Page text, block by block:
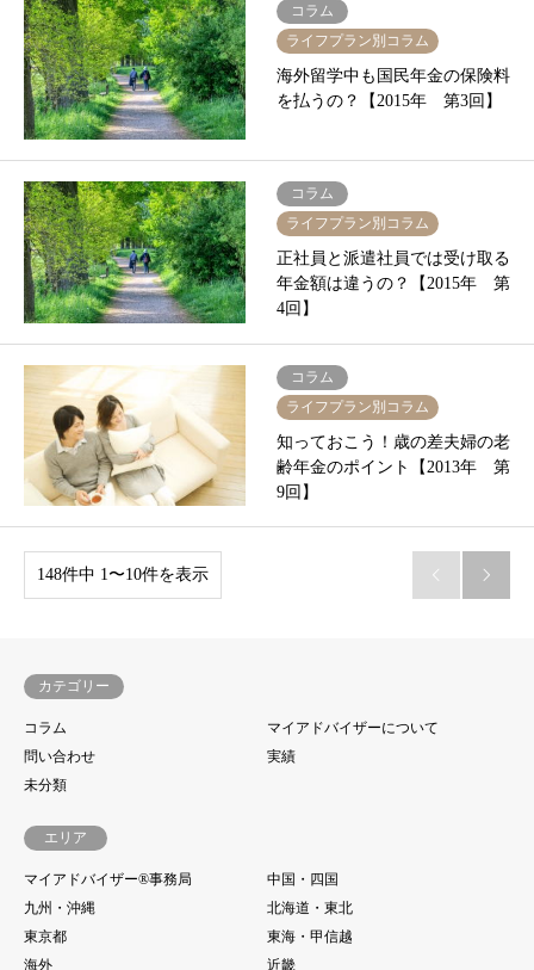
コラム
ライフプラン別コラム
海外留学中も国民年金の保険料
を払うの？【2015年 第3回】
コラム
ライフプラン別コラム
正社員と派遣社員では受け取る
年金額は違うの？【2015年 第
4回】
コラム
ライフプラン別コラム
知っておこう！歳の差夫婦の老
齢年金のポイント【2013年 第
9回】
148件中 1〜10件を表示  
カテゴリー
コラム
マイアドバイザーについて
問い合わせ
実績
未分類
エリア
マイアドバイザー®事務局
中国・四国
九州・沖縄
北海道・東北
東京都
東海・甲信越
海外
近畿